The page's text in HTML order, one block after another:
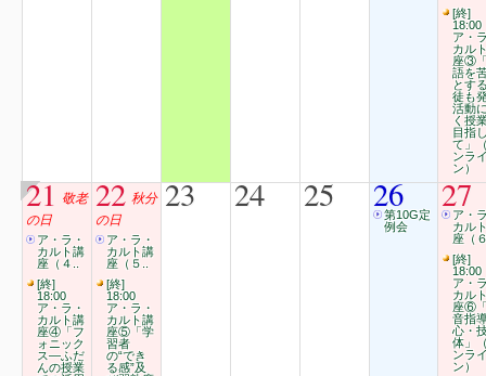
[終]
18:00
ア・
カル
座③
語を
とす
徒も
活動
く授
目指
て」
ンラ
ン）
21 敬老
の日
ア・ラ・
カルト講
座（４..
[終]
18:00
ア・ラ・
カルト講
座④「フ
ォニック
ス―ふだ
んの授業
22 秋分
の日
ア・ラ・
カルト講
座（５..
[終]
18:00
ア・ラ・
カルト講
座⑤「学
習者
の“でき
る感”及
23 24 25 26
第10G定
例会
27
ア・
カル
座（
[終]
18:00
ア・
カル
座⑥
音指
心・
体」
ンラ
ン）